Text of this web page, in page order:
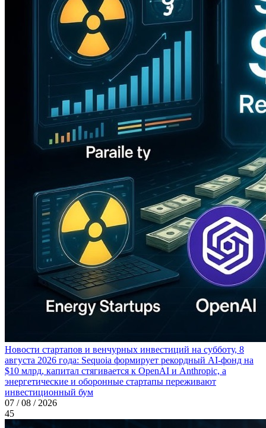
Новости стартапов и венчурных инвестиций на субботу, 8
августа 2026 года: Sequoia формирует рекордный AI-фонд на
$10 млрд, капитал стягивается к OpenAI и Anthropic, а
энергетические и оборонные стартапы переживают
инвестиционный бум
07 / 08 / 2026
45